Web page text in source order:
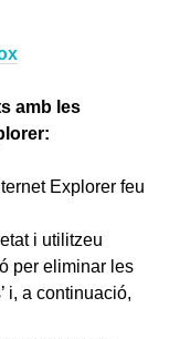
amb les
Explorer feu
i utilitzeu
per eliminar les
i, a continuació,